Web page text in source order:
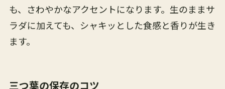
も、さわやかなアクセントになります。生のままサ
ラダに加えても、シャキッとした食感と香りが生き
ます。
三つ葉の保存のコツ